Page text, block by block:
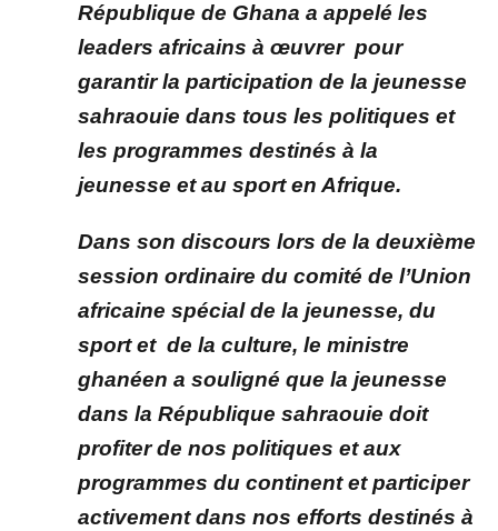
République de Ghana a appelé les
leaders africains à œuvrer pour
garantir la participation de la jeunesse
sahraouie dans tous les politiques et
les programmes destinés à la
jeunesse et au sport en Afrique.
Dans son discours lors de la deuxième
session ordinaire du comité de l’Union
africaine spécial de la jeunesse, du
sport et de la culture, le ministre
ghanéen a souligné que la jeunesse
dans la République sahraouie doit
profiter de nos politiques et aux
programmes du continent et participer
activement dans nos efforts destinés à